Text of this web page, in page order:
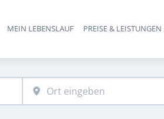
Haupt-Navigation
MEIN LEBENSLAUF PREISE & LEISTUNGEN